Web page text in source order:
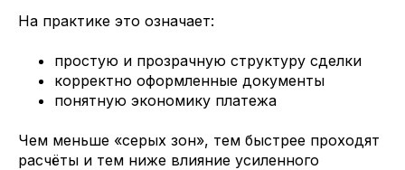
На практике это означает:
простую и прозрачную структуру сделки
корректно оформленные документы
понятную экономику платежа
Чем меньше «серых зон», тем быстрее проходят
расчёты и тем ниже влияние усиленного